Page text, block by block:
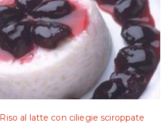
Riso al latte con ciliegie sciroppate